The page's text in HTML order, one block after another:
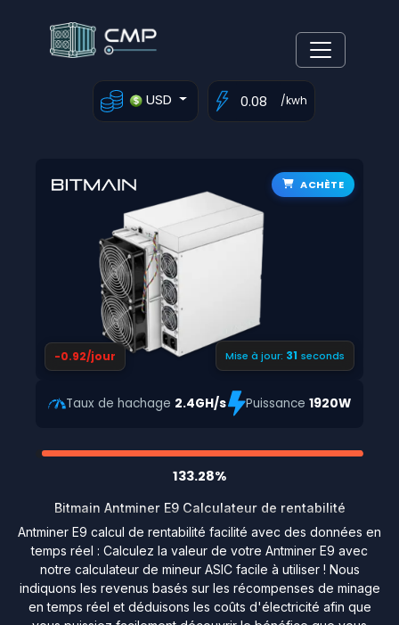
USD /kwh
ACHÈTE
-0.92/jour Mise à jour: 30 seconds
Taux de hachage 2.4GH/s Puissance1920W
133.28%
Bitmain Antminer E9 Calculateur de rentabilité
Antminer E9 calcul de rentabilité facilité avec des données en
temps réel : Calculez la valeur de votre Antminer E9 avec
notre calculateur de mineur ASIC facile à utiliser ! Nous
indiquons les revenus basés sur les récompenses de minage
en temps réel et déduisons les coûts d'électricité afin que